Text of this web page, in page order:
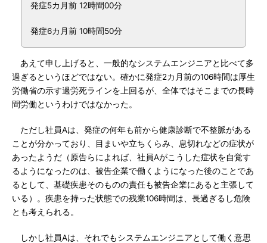
発症5カ月前 12時間00分
発症6カ月前 10時間50分
あえて申し上げると、一般的なシステムエンジニアと比べて多
過ぎるというほどではない。確かに発症2カ月前の106時間は厚生
労働省の示す過労死ラインを上回るが、全体ではそこまでの長時
間労働というわけではなかった。
ただし社員Aは、発症の何年も前から健康診断で不整脈がある
ことが分かっており、目まいや立ちくらみ、息切れなどの症状が
あったようだ（原告らによれば、社員Aがこうした症状を自覚す
るようになったのは、被告企業で働くようになった後のことであ
るとして、基礎疾患そのものの責任も被告企業にあると主張して
いる）。疾患を持った状態での残業106時間は、長過ぎるし危険
とも考えられる。
しかし社員Aは、それでもシステムエンジニアとして働く意思